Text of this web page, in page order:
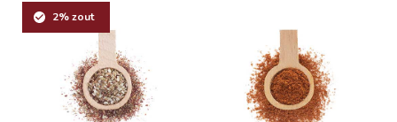
2% zout